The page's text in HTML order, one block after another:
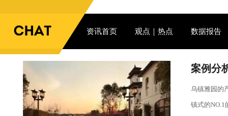
资讯首页 观点｜热点 数据报告
乌镇雅园的
镇式的NO.1